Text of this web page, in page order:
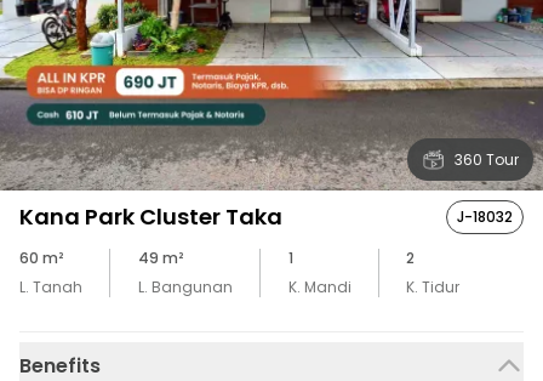
360 Tour
Kana Park Cluster Taka
J-18032
60 m²
L. Tanah
49 m²
L. Bangunan
1
K. Mandi
2
K. Tidur
Benefits